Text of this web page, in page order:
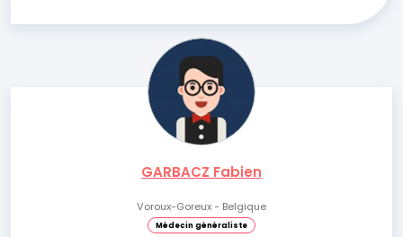
GARBACZ Fabien
Voroux-Goreux - Belgique
Médecin généraliste